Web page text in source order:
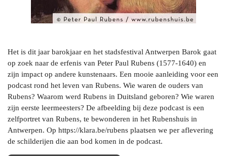
Het is dit jaar barokjaar en het stadsfestival Antwerpen Barok gaat
op zoek naar de erfenis van Peter Paul Rubens (1577-1640) en
zijn impact op andere kunstenaars. Een mooie aanleiding voor een
podcast rond het leven van Rubens. Wie waren de ouders van
Rubens? Waarom werd Rubens in Duitsland geboren? Wie waren
zijn eerste leermeesters? De afbeelding bij deze podcast is een
zelfportret van Rubens, te bewonderen in het Rubenshuis in
Antwerpen. Op https://klara.be/rubens plaatsen we per aflevering
de schilderijen die aan bod komen in de podcast.